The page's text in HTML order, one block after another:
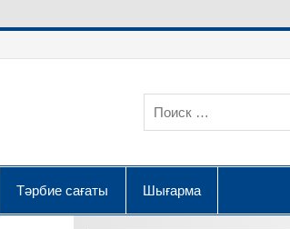
Тәрбие сағаты Шығарма